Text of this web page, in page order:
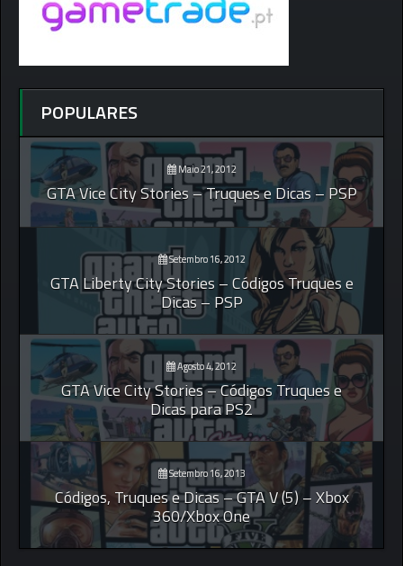
POPULARES
Maio 21, 2012
GTA Vice City Stories – Truques e Dicas – PSP
Setembro 16, 2012
GTA Liberty City Stories – Códigos Truques e
Dicas – PSP
Agosto 4, 2012
GTA Vice City Stories – Códigos Truques e
Dicas para PS2
Setembro 16, 2013
Códigos, Truques e Dicas – GTA V (5) – Xbox
360/Xbox One